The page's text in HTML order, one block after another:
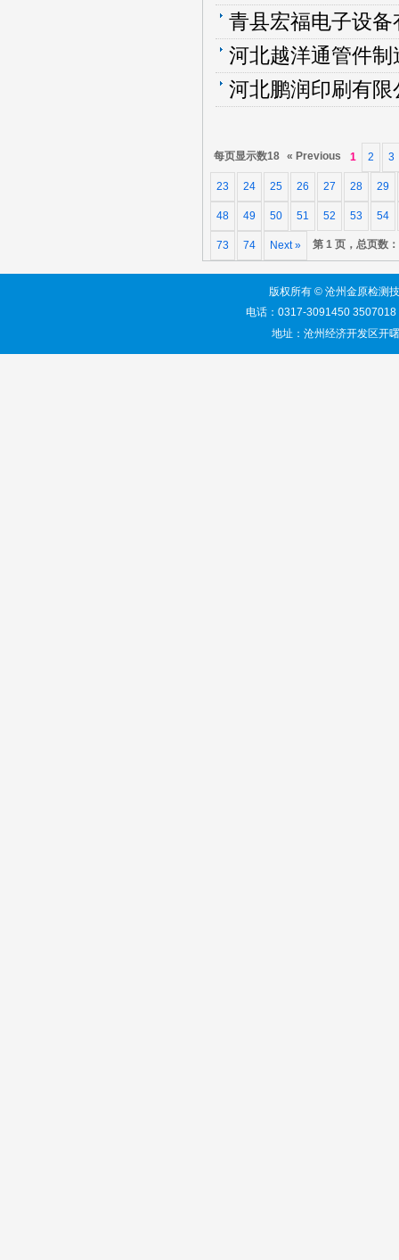
青县宏福电子设
河北越洋通管件制造有
河北鹏润印刷有限公
每页显示数18 « Previous 1 2 3
23 24 25 26 27 28 29
48 49 50 51 52 53 54
73 74 Next » 第 1 页，总页数
版权所有 © 沧州金原检测
电话：0317-3091450
地址：沧州经济开发区开